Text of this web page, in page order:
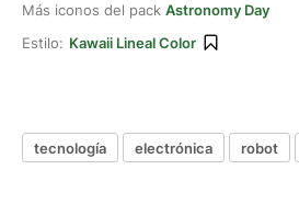
Más iconos del pack Astronomy Day
Estilo: Kawaii Lineal Color
tecnología electrónica robot